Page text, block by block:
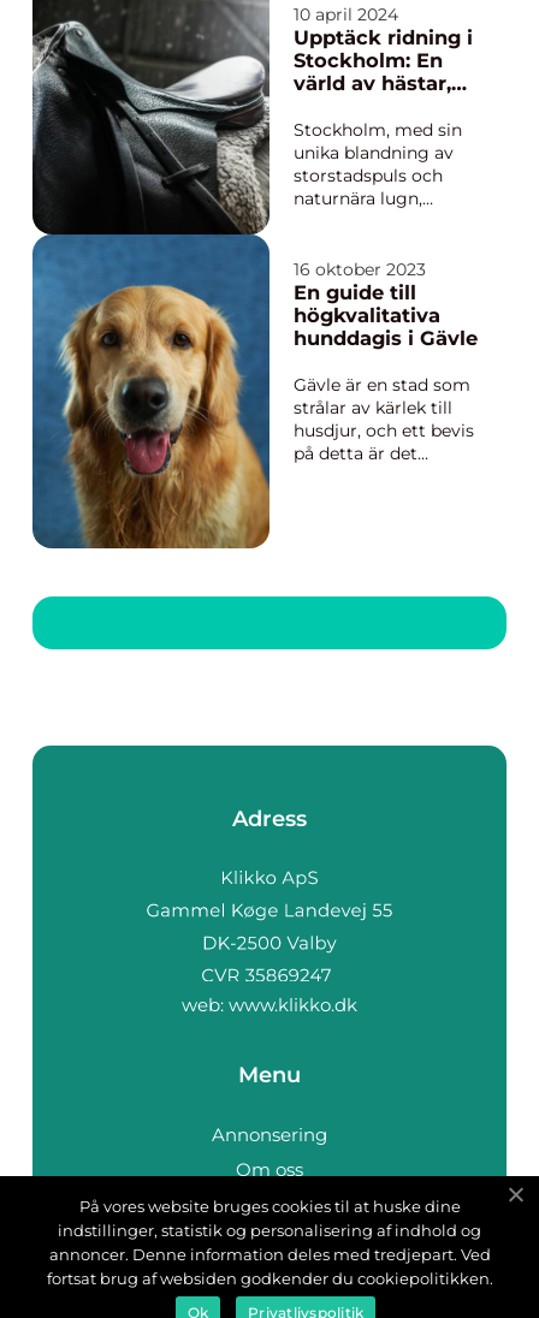
och socialt liv med
behovet av att ge våra
fyrbenta vänner den
tid och
förtjä...
10 april 2024
Upptäck ridning i
Stockholm: En
värld av hästar,
Stockholm, med sin
unika blandning av
storstadspuls och
naturnära lugn,
hästintresserade. Är
du en av dem som
finner glädje och
avkoppling i sadeln, är
16 oktober 2023
En guide till
högkvalitativa
hunddagis i Gävle
Gävle är en stad som
strålar av kärlek till
husdjur, och ett bevis
på detta är det
Adress
web: www.klikko.dk
Menu
Annonsering
Om oss
Cookies
Kontakta oss
Sitemap
På vores website bruges cookies til at huske dine
indstillinger, statistik og personalisering af indhold og
annoncer. Denne information deles med tredjepart. Ved
fortsat brug af websiden godkender du cookiepolitikken.
Ok Privatlivspolitik